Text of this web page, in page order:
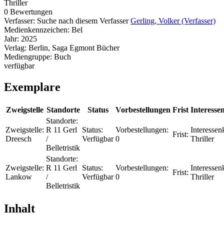
Thriller
0 Bewertungen
Verfasser: Suche nach diesem Verfasser Gerling, Volker (Verfasser)
Medienkennzeichen: Bel
Jahr: 2025
Verlag: Berlin, Saga Egmont Bücher
Mediengruppe: Buch
verfügbar
Exemplare
Zweigstelle Standorte Status Vorbestellungen Frist
Zweigstelle:
Dreesch
Standorte:
R 11 Gerl
/
Belletristik
Status:
Verfügbar
Vorbestellungen:
0
Frist:
Thriller
Zweigstelle:
Lankow
Standorte:
R 11 Gerl
/
Belletristik
Status:
Verfügbar
Vorbestellungen:
0
Frist:
Thriller
Inhalt